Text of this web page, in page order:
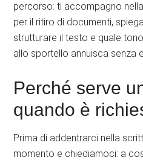
percorso: ti accompagno
per il ritiro di documenti,
strutturare il testo e quale
allo sportello annuisca senza
Perché serve
quando è
Prima di addentrarci nella
momento e chiediamoci: a